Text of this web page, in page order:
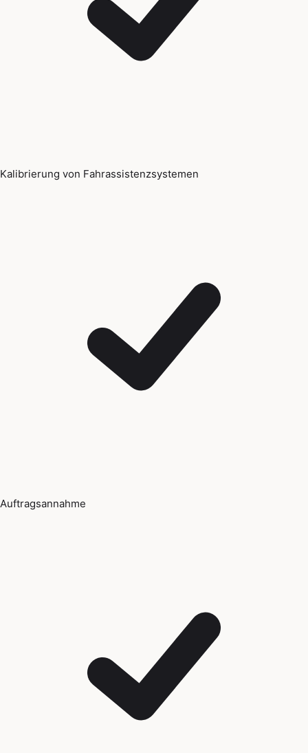
Kalibrierung von Fahrassistenzsystemen
Auftragsannahme